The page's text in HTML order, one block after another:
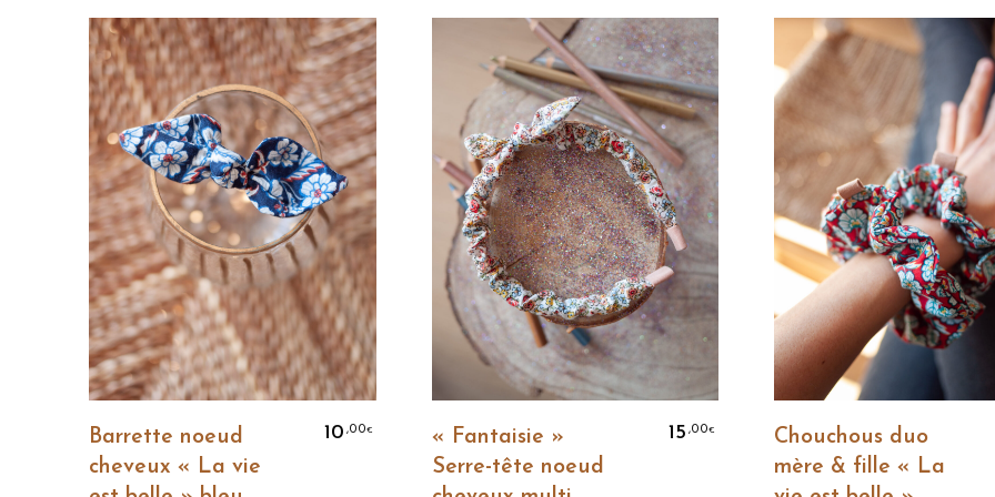
Ajouter Au Panier
Barrette noeud
cheveux « La vie
10 ,00€
« Fantaisie »
Serre-tête noeud
15 ,00€
Ajouter Au Panier
Chouchous duo
mère & fille « La